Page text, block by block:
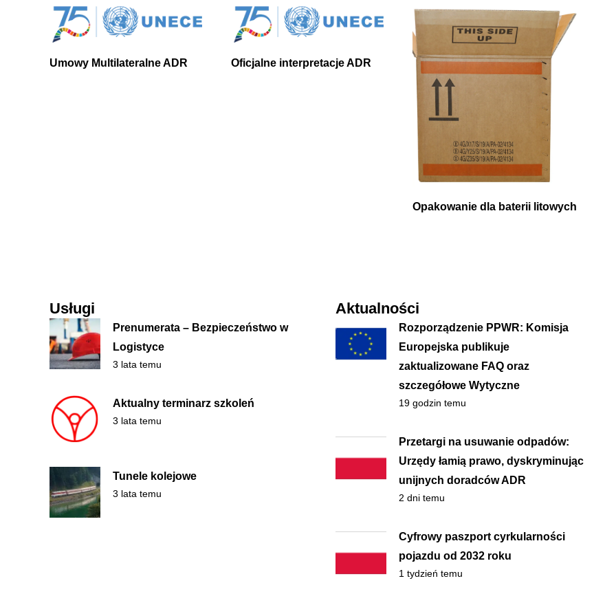
Umowy Multilateralne ADR Oficjalne interpretacje ADR
Opakowanie dla baterii litowych
Usługi
Prenumerata – Bezpieczeństwo w
Logistyce
3 lata temu
Aktualny terminarz szkoleń
3 lata temu
Tunele kolejowe
3 lata temu
Aktualności
Rozporządzenie PPWR: Komisja
Europejska publikuje
zaktualizowane FAQ oraz
szczegółowe Wytyczne
19 godzin temu
Przetargi na usuwanie odpadów:
Urzędy łamią prawo, dyskryminując
unijnych doradców ADR
2 dni temu
Cyfrowy paszport cyrkularności
pojazdu od 2032 roku
1 tydzień temu